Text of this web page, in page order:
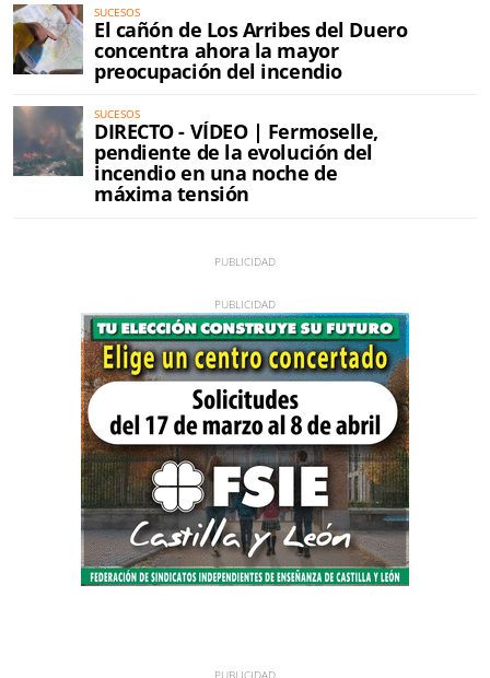
SUCESOS
El cañón de Los Arribes del Duero
concentra ahora la mayor
preocupación del incendio
SUCESOS
DIRECTO - VÍDEO | Fermoselle,
pendiente de la evolución del
incendio en una noche de
máxima tensión